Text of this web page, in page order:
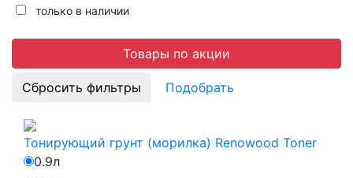
только в наличии
Товары по акции
Подобрать
Тонирующий грунт (морилка) Renowood Toner
0.9л